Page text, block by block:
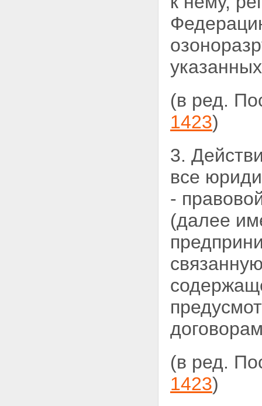
(в ред.
1423)
3.
все
-
(далее
(в ред.
1423)